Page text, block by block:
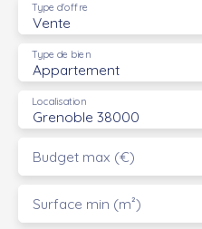
Vente
Type d'offre
Appartement
Type de bien
Grenoble 38000
Localisation
Budget max (€)
Surface min (m²)